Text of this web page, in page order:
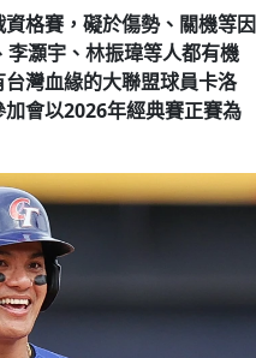
格賽，礙於傷勢、關機等因
灝宇、林振瑋等人都有機
灣血緣的大聯盟球員卡洛
會以2026年經典賽正賽為